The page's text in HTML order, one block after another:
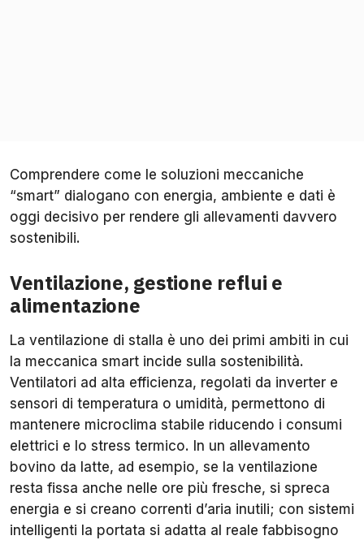
Comprendere come le soluzioni meccaniche
“smart” dialogano con energia, ambiente e dati è
oggi decisivo per rendere gli allevamenti davvero
sostenibili.
Ventilazione, gestione reflui e
alimentazione
La ventilazione di stalla è uno dei primi ambiti in cui
la meccanica smart incide sulla sostenibilità.
Ventilatori ad alta efficienza, regolati da inverter e
sensori di temperatura o umidità, permettono di
mantenere microclima stabile riducendo i consumi
elettrici e lo stress termico. In un allevamento
bovino da latte, ad esempio, se la ventilazione
resta fissa anche nelle ore più fresche, si spreca
energia e si creano correnti d’aria inutili; con sistemi
intelligenti la portata si adatta al reale fabbisogno